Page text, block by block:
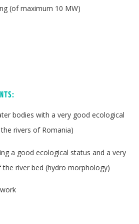
(of maximum 10 MW)
bodies with a very good ecological
rivers of Romania)
a good ecological status and a very
river bed (hydro morphology)